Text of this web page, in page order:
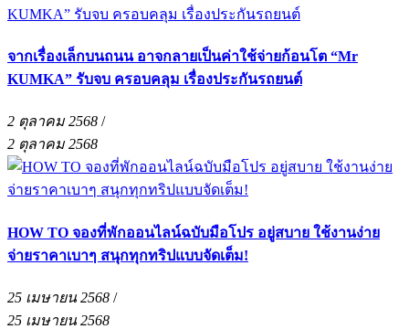
จากเรื่องเล็กบนถนน อาจกลายเป็นค่าใช้จ่ายก้อนโต “Mr
KUMKA” รับจบ ครอบคลุม เรื่องประกันรถยนต์
2 ตุลาคม 2568 /
2 ตุลาคม 2568
HOW TO จองที่พักออนไลน์ฉบับมือโปร อยู่สบาย ใช้งานง่าย
จ่ายราคาเบาๆ สนุกทุกทริปแบบจัดเต็ม!
25 เมษายน 2568 /
25 เมษายน 2568